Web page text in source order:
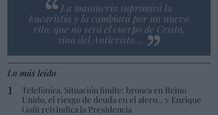
La masonería suprimirá la
Eucaristía y la cambiará por un nuevo
rito, que no será el cuerpo de Cristo,
sino del Anticristo…
Lo más leído
Telefónica. Situación límite: bronca en Reino
Unido, el riesgo de deuda en el alero... y Enrique
Goñi reivindica la Presidencia